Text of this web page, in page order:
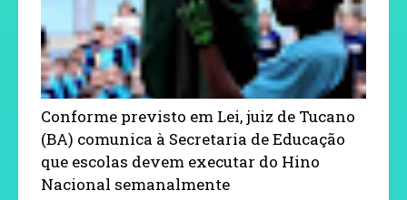
Conforme previsto em Lei, juiz de Tucano
(BA) comunica à Secretaria de Educação
que escolas devem executar do Hino
Nacional semanalmente